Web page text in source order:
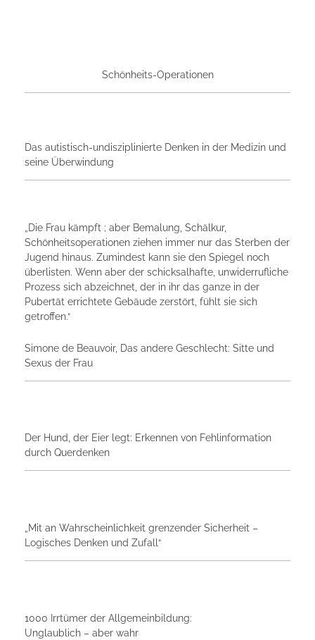
Schönheits-Operationen
Das autistisch-undisziplinierte Denken in der Medizin und
seine Überwindung
„Die Frau kämpft ; aber Bemalung, Schälkur,
Schönheitsoperationen ziehen immer nur das Sterben der
Jugend hinaus. Zumindest kann sie den Spiegel noch
überlisten. Wenn aber der schicksalhafte, unwiderrufliche
Prozess sich abzeichnet, der in ihr das ganze in der
Pubertät errichtete Gebäude zerstört, fühlt sie sich
getroffen.“
Simone de Beauvoir, Das andere Geschlecht: Sitte und
Sexus der Frau
Der Hund, der Eier legt: Erkennen von Fehlinformation
durch Querdenken
„Mit an Wahrscheinlichkeit grenzender Sicherheit –
Logisches Denken und Zufall“
1000 Irrtümer der Allgemeinbildung:
Unglaublich – aber wahr